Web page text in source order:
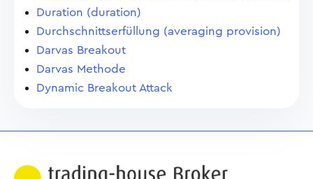
Duration (duration)
Durchschnittserfüllung (averaging provision)
Darvas Breakout
Darvas Methode
Dynamic Breakout Attack